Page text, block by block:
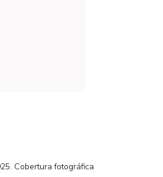
Cobertura fotográfica